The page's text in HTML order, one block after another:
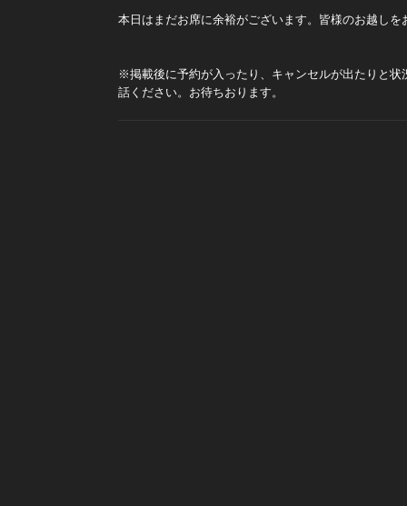
本日はまだお席に余裕がございます。皆様のお越しを
※掲載後に予約が入ったり、キャンセルが出たりと状
話ください。お待ちおります。